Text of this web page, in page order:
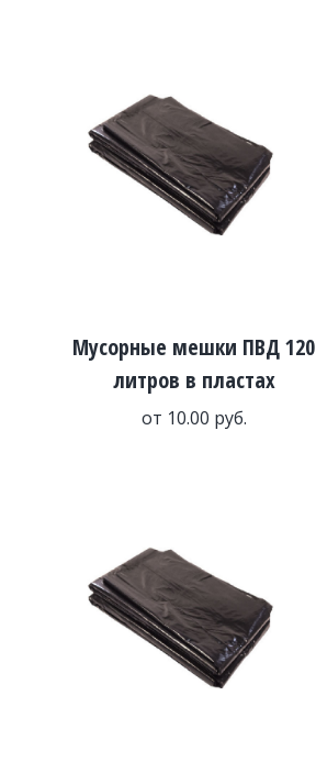
Мусорные мешки ПВД 120
литров в пластах
от 10.00 руб.